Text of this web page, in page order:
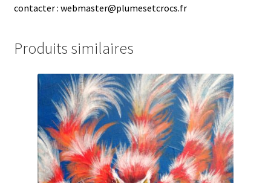
contacter : webmaster@plumesetcrocs.fr
Produits similaires